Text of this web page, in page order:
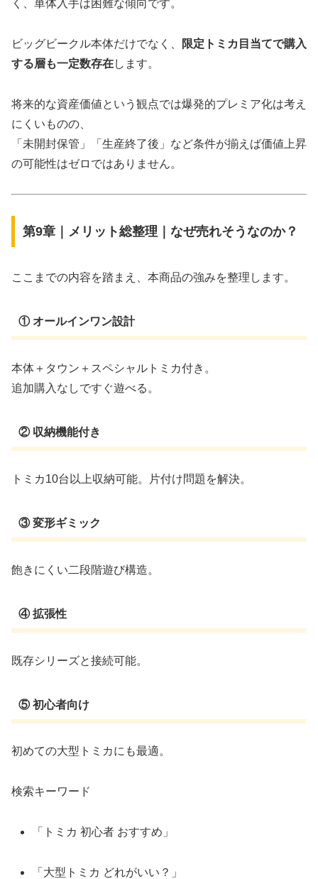
く、単体入手は困難な傾向です。
ビッグビークル本体だけでなく、
限定トミカ目当てで購入
する層も一定数存在します。
将来的な資産価値という観点では爆発的プレミア化は考え
にくいものの、
「未開封保管」「生産終了後」など条件が揃えば価値上昇
の可能性はゼロではありません。
第9章｜メリット総整理｜なぜ売れそうなのか？
ここまでの内容を踏まえ、本商品の強みを整理します。
① オールインワン設計
本体＋タウン＋スペシャルトミカ付き。
追加購入なしですぐ遊べる。
② 収納機能付き
トミカ10台以上収納可能。片付け問題を解決。
③ 変形ギミック
飽きにくい二段階遊び構造。
④ 拡張性
既存シリーズと接続可能。
⑤ 初心者向け
初めての大型トミカにも最適。
検索キーワード
「トミカ 初心者 おすすめ」
「大型トミカ どれがいい？」